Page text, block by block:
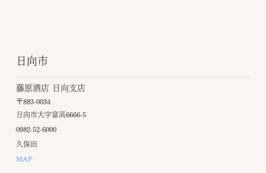
日向市
藤原酒店 日向支店
〒883-0034
日向市大字富高6666-5
0982-52-6000
久保田
MAP